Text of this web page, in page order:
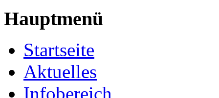
Hauptmenü
Startseite
Aktuelles
Infobereich